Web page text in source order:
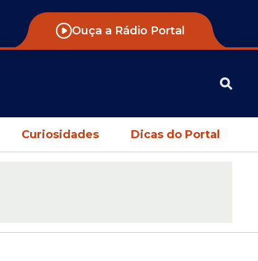
Ouça a Rádio Portal
Curiosidades Dicas do Portal